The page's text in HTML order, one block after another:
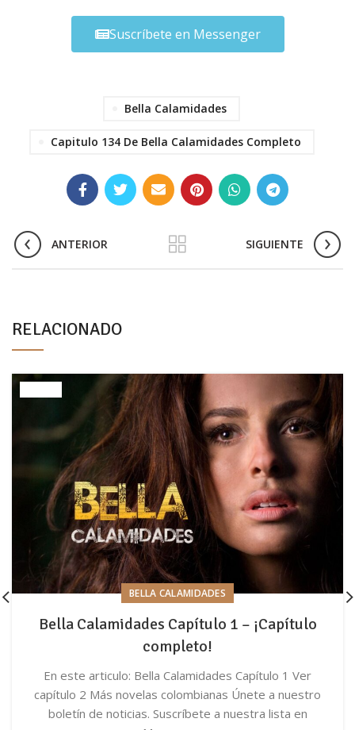
Suscríbete en Messenger
Bella Calamidades
Capitulo 134 De Bella Calamidades Completo
ANTERIOR SIGUIENTE
RELACIONADO
BELLA CALAMIDADES
Bella Calamidades Capítulo 1 – ¡Capítulo
completo!
En este articulo: Bella Calamidades Capítulo 1 Ver
capítulo 2 Más novelas colombianas Únete a nuestro
boletín de noticias. Suscríbete a nuestra lista en